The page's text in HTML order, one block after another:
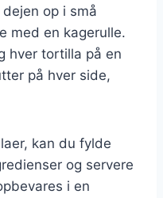
dejen op i små
med en kagerulle.
hver tortilla på en
på hver side,
kan du fylde
og servere
i en